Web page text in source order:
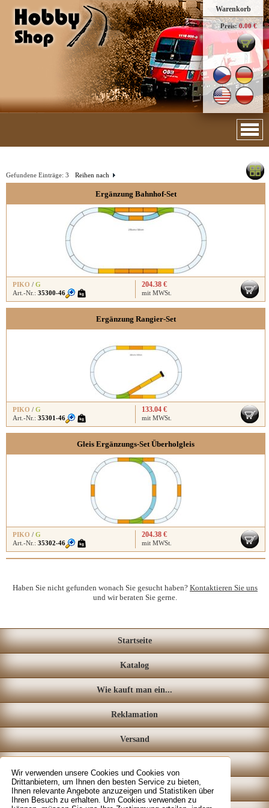
Wir verwenden unsere Cookies und Cookies von
Drittanbietern, um Ihnen den besten Service zu bieten,
Ihnen relevante Angebote anzuzeigen und Statistiken über
Ihren Besuch zu erhalten. Um Cookies verwenden zu
Warenkorb
Preis: 0.00 €
Reihen nach
Gefundene Einträge: 3
Ergänzung Bahnhof-Set
PIKO / G
Art.-Nr.: 35300-46
204.38 €
mit MWSt.
Ergänzung Rangier-Set
PIKO / G
Art.-Nr.: 35301-46
133.04 €
mit MWSt.
Gleis Ergänzungs-Set Überholgleis
PIKO / G
Art.-Nr.: 35302-46
204.38 €
mit MWSt.
Haben Sie nicht gefunden wonach Sie gesucht haben?Kontaktieren Sie uns
und wir beraten Sie gerne.
Startseite
Katalog
Wie kauft man ein...
Reklamation
Versand
Fachgeschäft